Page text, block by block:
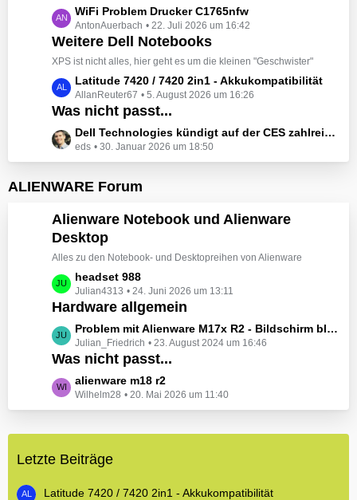
i
r
ä
g
e
z
t
e
B
i
r
ä
g
L
e
t
z
e
B
i
ä
e
WiFi Problem Drucker C1765nfw
AntonAuerbach 22. Juli 2026 um 16:42
Weitere Dell Notebooks
XPS ist nicht alles, hier geht es um die kleinen "Geschwister"
L
e
t
z
t
e
e
t
r
ä
g
e
Latitude 7420 / 7420 2in1 - Akkukompatibilität
AllanReuter67 5. August 2026 um 16:26
Was nicht passt...
L
e
t
z
e
B
e
i
t
r
ä
g
e
Dell Technologies kündigt auf der CES zahlreiche Alienware-Neuheiten an
eds 30. Januar 2026 um 18:50
ALIENWARE Forum
Alienware Notebook und Alienware
Desktop
Alles zu den Notebook- und Desktopreihen von Alienware
L
e
t
z
t
e
e
r
g
headset 988
Julian4313 24. Juni 2026 um 13:11
Hardware allgemein
L
e
t
z
t
e
i
Problem mit Alienware M17x R2 - Bildschirm bleibt schwarz beim Start
Julian_Friedrich 23. August 2024 um 16:46
Was nicht passt...
L
e
t
e
e
alienware m18 r2
Wilhelm28 20. Mai 2026 um 11:40
Letzte Beiträge
Latitude 7420 / 7420 2in1 - Akkukompatibilität